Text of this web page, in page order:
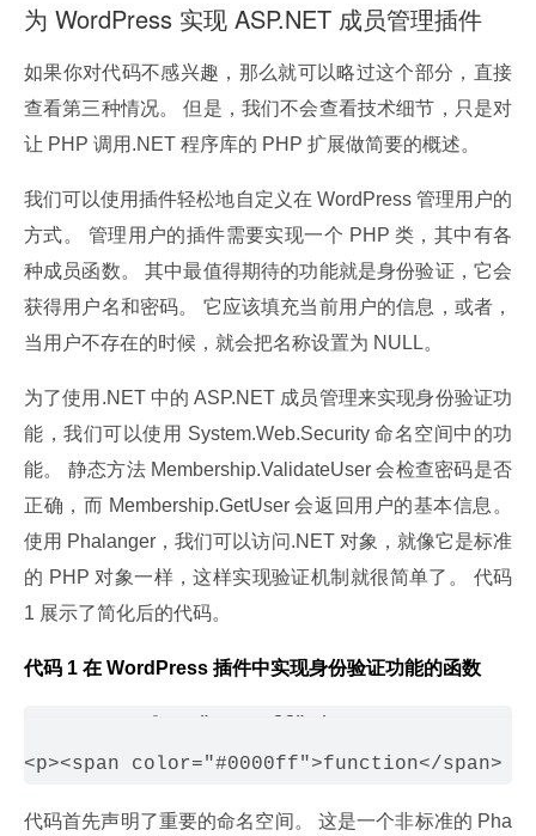
为 WordPress 实现 ASP.NET 成员管理插件
如果你对代码不感兴趣，那么就可以略过这个部分，直接
查看第三种情况。 但是，我们不会查看技术细节，只是对
让 PHP 调用.NET 程序库的 PHP 扩展做简要的概述。
我们可以使用插件轻松地自定义在 WordPress 管理用户的
方式。 管理用户的插件需要实现一个 PHP 类，其中有各
种成员函数。 其中最值得期待的功能就是身份验证，它会
获得用户名和密码。 它应该填充当前用户的信息，或者，
当用户不存在的时候，就会把名称设置为 NULL。
为了使用.NET 中的 ASP.NET 成员管理来实现身份验证功
能，我们可以使用 System.Web.Security 命名空间中的功
能。 静态方法 Membership.ValidateUser 会检查密码是否
正确，而 Membership.GetUser 会返回用户的基本信息。
使用 Phalanger，我们可以访问.NET 对象，就像它是标准
的 PHP 对象一样，这样实现验证机制就很简单了。 代码
1 展示了简化后的代码。
代码 1 在 WordPress 插件中实现身份验证功能的函数
代码首先声明了重要的命名空间。 这是一个非标准的 Pha